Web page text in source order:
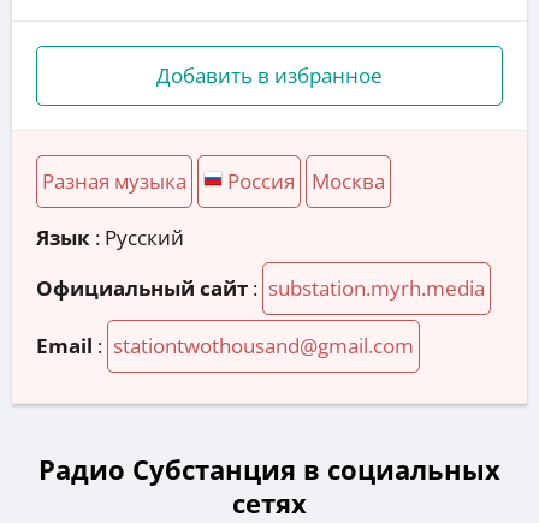
Добавить в избранное
Разная музыка Россия Москва
Язык : Русский
Официальный сайт : substation.myrh.media
Email : stationtwothousand@gmail.com
Радио Субстанция в социальных
сетях